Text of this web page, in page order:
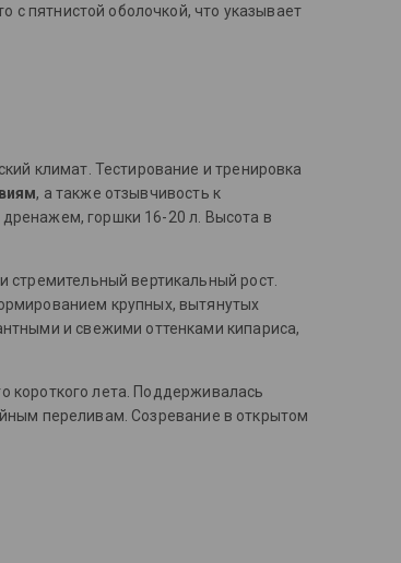
с пятнистой оболочкой, что указывает
климат. Тестирование и тренировка
, а также отзывчивость к
дренажем, горшки 16-20 л. Высота в
вертикальный рост.
крупных, вытянутых
и свежими оттенками кипариса,
короткого лета. Поддерживалась
переливам. Созревание в открытом